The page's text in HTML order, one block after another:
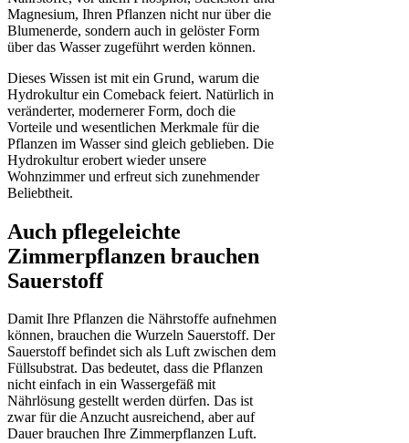
Magnesium, Ihren Pflanzen nicht nur über die
Blumenerde, sondern auch in gelöster Form
über das Wasser zugeführt werden können.
Dieses Wissen ist mit ein Grund, warum die
Hydrokultur ein Comeback feiert. Natürlich in
veränderter, modernerer Form, doch die
Vorteile und wesentlichen Merkmale für die
Pflanzen im Wasser sind gleich geblieben. Die
Hydrokultur erobert wieder unsere
Wohnzimmer und erfreut sich zunehmender
Beliebtheit.
Auch pflegeleichte
Zimmerpflanzen brauchen
Sauerstoff
Damit Ihre Pflanzen die Nährstoffe aufnehmen
können, brauchen die Wurzeln Sauerstoff. Der
Sauerstoff befindet sich als Luft zwischen dem
Füllsubstrat. Das bedeutet, dass die Pflanzen
nicht einfach in ein Wassergefäß mit
Nährlösung gestellt werden dürfen. Das ist
zwar für die Anzucht ausreichend, aber auf
Dauer brauchen Ihre Zimmerpflanzen Luft.